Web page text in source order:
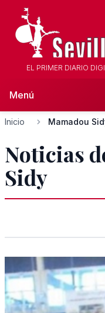
EL PRIMER DIARIO
Menú
Inicio Mamadou
Noticias
Sidy